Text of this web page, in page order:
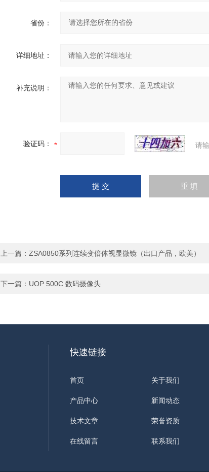
省份：
详细地址：
补充说明：
验证码： 请
上一篇： ZSA0850系列连续变倍体视显微镜（出口产品，欧美）
下一篇： UOP 500C 数码摄像头
快速链接
首页 关于我们
产品中心 新闻动态
技术文章 荣誉资质
在线留言 联系我们